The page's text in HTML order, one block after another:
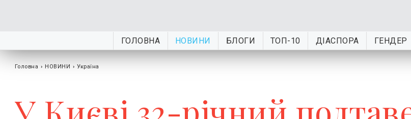
ГОЛОВНА НОВИНИ БЛОГИ ТОП-10 ДІАСПОРА ГЕНДЕР
Головна › НОВИНИ › Україна